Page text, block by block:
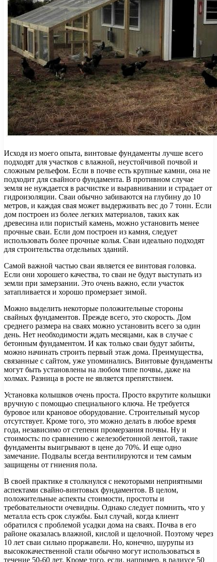
Исходя из моего опыта, винтовые фундаменты лучше всего
подходят для участков с влажной, неустойчивой почвой и
сложным рельефом. Если в почве есть крупные камни, она не
подходит для свайного фундамента. В противном случае
земля не нуждается в расчистке и выравнивании и страдает от
гидроизоляции. Сваи обычно забиваются на глубину до 10
метров, и каждая свая может выдерживать вес до 7 тонн. Если
дом построен из более легких материалов, таких как
древесина или пористый камень, можно установить менее
прочные сваи. Если дом построен из камня, следует
использовать более прочные колья. Сваи идеально подходят
для строительства отдельных зданий.
Самой важной частью сваи является ее винтовая головка.
Если они хорошего качества, то сваи не будут выступать из
земли при замерзании. Это очень важно, если участок
затапливается и хорошо промерзает зимой.
Можно выделить некоторые положительные стороны
свайных фундаментов. Прежде всего, это скорость. Дом
среднего размера на сваях можно установить всего за один
день. Нет необходимости ждать месяцами, как в случае с
бетонным фундаментом. И как только сваи будут забиты,
можно начинать строить первый этаж дома. Преимущества,
связанные с сайтом, уже упоминались. Винтовые фундаменты
могут быть установлены на любом типе почвы, даже на
холмах. Разница в росте не является препятствием.
Установка колышков очень проста. Просто вкрутите колышки
вручную с помощью специального ключа. Не требуется
буровое или крановое оборудование. Строительный мусор
отсутствует. Кроме того, это можно делать в любое время
года, независимо от степени промерзания почвы. Ну и
стоимость: по сравнению с железобетонной лентой, такие
фундаменты выигрывают в цене до 70%. И еще одно
замечание. Подвалы всегда вентилируются и тем самым
защищены от гниения пола.
В своей практике я столкнулся с некоторыми неприятными
аспектами свайно-винтовых фундаментов. В целом,
положительные аспекты стоимости, простоты и
требовательности очевидны. Однако следует помнить, что у
металла есть срок службы. Был случай, когда клиент
обратился с проблемой усадки дома на сваях. Почва в его
районе оказалась влажной, кислой и щелочной. Поэтому через
10 лет сваи сильно проржавели. Но, конечно, шурупы из
высококачественной стали обычно могут использоваться в
течение 50-60 лет. Кроме того, если, например, в радиусе 50